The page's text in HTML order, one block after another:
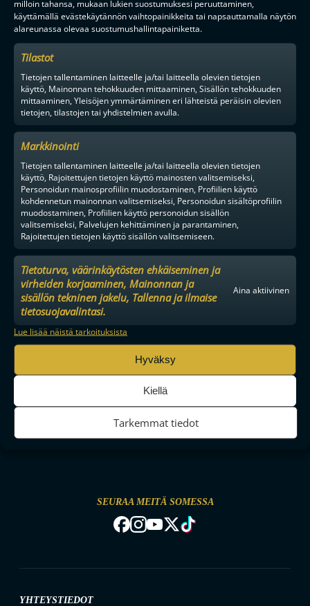
milloin tahansa, mukaan lukien suostumuksesi peruuttaminen,
käyttämällä evästekäytännön vaihtopainikkeita tai napsauttamalla näytön
alareunassa olevaa suostumushallintapainiketta.
Tilastot
Tietojen tallentaminen laitteelle ja/tai laitteella olevien tietojen
käyttö, Mainonnan tehokkuuden mittaaminen, Sisällön tehokkuuden
mittaaminen, Yleisöjen ymmärtäminen eri lähteistä peräisin olevien
tietojen, tilastojen tai yhdistelmien avulla.
Markkinointi
Tietojen tallentaminen laitteelle ja/tai laitteella olevien tietojen
käyttö, Rajoitettujen tietojen käyttö mainosten valitsemiseksi,
Personoidun mainosprofiilin muodostaminen, Profiilien käyttö
kohdennetun mainonnan valitsemiseksi, Personoidun sisältöprofiilin
muodostaminen, Profiilien käyttö personoidun sisällön
valitsemiseksi, Palvelujen kehittäminen ja parantaminen,
Rajoitettujen tietojen käyttö sisällön valitsemiseen.
Tietoturva, väärinkäytösten ehkäiseminen ja
virheiden korjaaminen, Mainonnan ja
sisällön tekninen jakelu, Tallenna ja ilmaise
tietosuojavalintasi.
Aina aktiivinen
Lue lisää näistä tarkoituksista
Hyväksy
Kiellä
Tarkemmat tiedot
MAAILMAN VIIHDYTTÄVINTÄ SALIBANDYA
SEURAA MEITÄ SOMESSA
YHTEYSTIEDOT